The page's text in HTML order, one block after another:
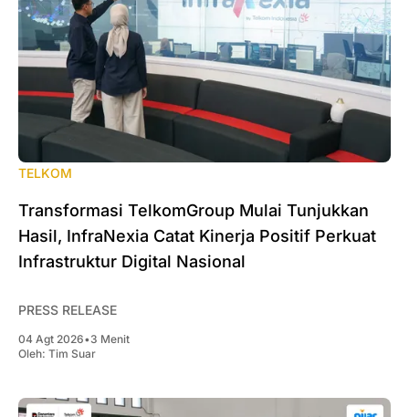
TELKOM
Transformasi TelkomGroup Mulai Tunjukkan
Hasil, InfraNexia Catat Kinerja Positif Perkuat
Infrastruktur Digital Nasional
PRESS RELEASE
04 Agt 2026•3 Menit
Oleh: Tim Suar